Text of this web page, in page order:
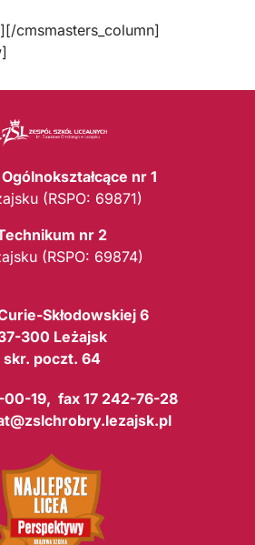
cmsmasters_column]
nr 1
(RSPO: 69871)
nr 2
(RSPO: 69874)
Skłodowskiej 6
300 Leżajsk
skr. poczt. 64
00-19, fax 17 242-76-28